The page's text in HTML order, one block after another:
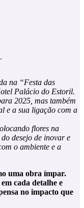
na “Festa das
Palácio do Estoril.
2025, mas também
e a sua ligação com a
flores na
desejo de inovar e
o ambiente e a
uma obra ímpar.
cada detalhe e
no impacto que